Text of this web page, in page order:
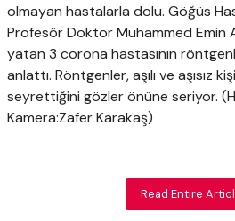
olmayan hastalarla dolu. Göğüs
Profesör Doktor Muhammed Emin
yatan 3 corona hastasının
anlattı. Röntgenler, aşılı ve aşısız
seyrettiğini gözler önüne seriyor.
Kamera:Zafer Karakaş)
Read Entire